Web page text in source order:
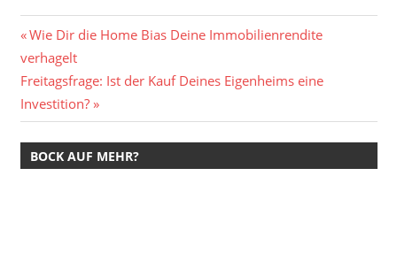
Beitragsnavigation
Vorheriger
Beitrag:
Wie Dir die Home Bias Deine Immobilienrendite
verhagelt
Nächster
Beitrag:
Freitagsfrage: Ist der Kauf Deines Eigenheims eine
Investition?
BOCK AUF MEHR?